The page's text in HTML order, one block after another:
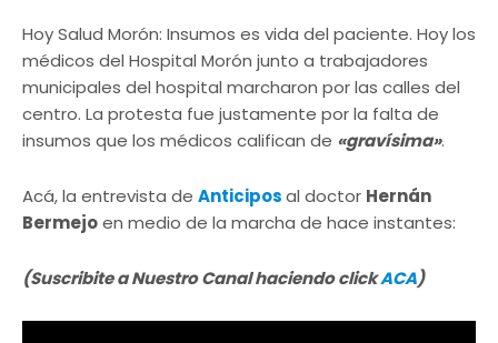
Hoy Salud Morón: Insumos es vida del paciente. Hoy los
médicos del Hospital Morón junto a trabajadores
municipales del hospital marcharon por las calles del
centro. La protesta fue justamente por la falta de
insumos que los médicos califican de «gravísima».
Acá, la entrevista de Anticiposal doctor Hernán
Bermejoen medio de la marcha de hace instantes:
(Suscribite a Nuestro Canal haciendo clickACA)